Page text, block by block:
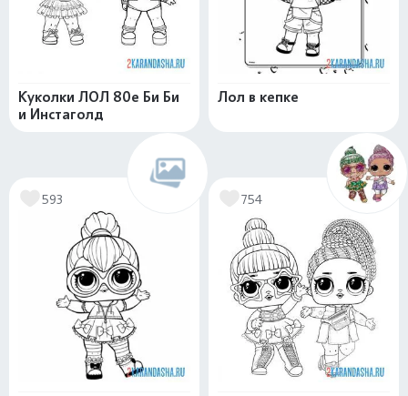
Куколки ЛОЛ 80е Би Би
и Инстаголд
Лол в кепке
593 754